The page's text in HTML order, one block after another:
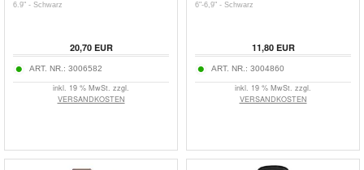
6.9" - Schwarz
20,70EUR
ART. NR.: 3006582
inkl. 19 % MwSt. zzgl.
VERSANDKOSTEN
6"-6,9" - Schwarz
11,80EUR
ART. NR.: 3004860
inkl. 19 % MwSt. zzgl.
VERSANDKOSTEN